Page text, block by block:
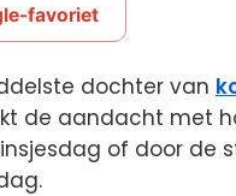
favoriet
dochter van
de aandacht met
of door de